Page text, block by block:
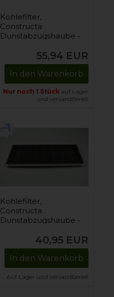
Kohlefilter,
Constructa
Dunstabzugshaube -
55,94 EUR
In den Warenkorb
Nur noch 1 Stück auf Lager
und versandbereit
Kohlefilter,
Constructa
Dunstabzugshaube -
40,95 EUR
In den Warenkorb
Auf Lager und versandbereit